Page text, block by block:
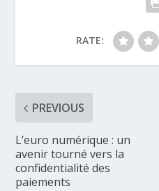
RATE:
PREVIOUS
L’euro numérique : un
avenir tourné vers la
confidentialité des
paiements